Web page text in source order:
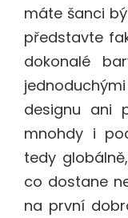
máte šanci
představte
dokonalé
designu ani
mnohdy i
tedy
co dostane
na první